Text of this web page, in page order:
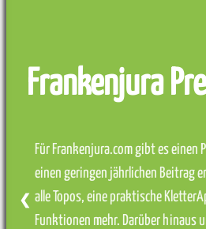
Frankenjura
Für Frankenjura.com gibt es einen
einen geringen jährlichen Beitrag
alle Topos, eine praktische
Funktionen mehr. Darüber hinaus
❮